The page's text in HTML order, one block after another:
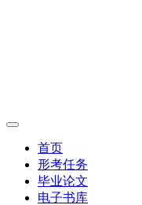
首页
形考任务
毕业论文
电子书库